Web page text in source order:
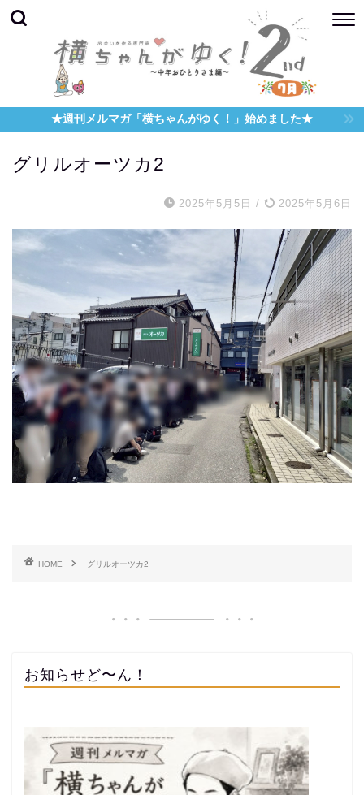
★週刊メルマガ「横ちゃんがゆく！」始めました★
グリルオーツカ2
2025年5月5日 / 2025年5月6日
HOME グリルオーツカ2
お知らせど〜ん！